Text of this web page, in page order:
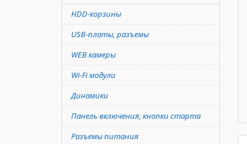
HDD-корзины
USB-платы, разъемы
WEB камеры
Wi-Fi модули
Динамики
Панель включения, кнопки старта
Разъемы питания